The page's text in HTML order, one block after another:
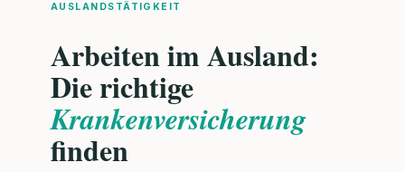
AUSLANDSTÄTIGKEIT
Arbeiten im Ausland:
Die richtige
Krankenversicherung
finden